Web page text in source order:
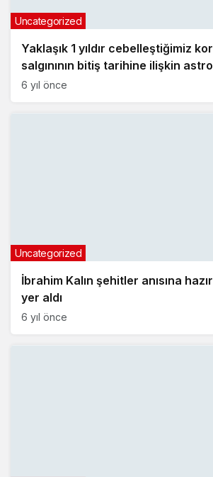
Yaklaşık 1 yıldır cebelleştiğimiz
salgınının bitiş tarihine ilişkin
Uncategorized
6 yıl önce
İbrahim Kalın şehitler anısına
yer aldı
Uncategorized
6 yıl önce